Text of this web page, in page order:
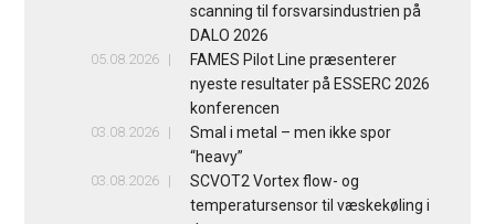
scanning til forsvarsindustrien på
DALO 2026
05.08.2026
FAMES Pilot Line præsenterer
nyeste resultater på ESSERC 2026
konferencen
03.08.2026
Smal i metal – men ikke spor
“heavy”
03.08.2026
SCVOT2 Vortex flow- og
temperatursensor til væskekøling i